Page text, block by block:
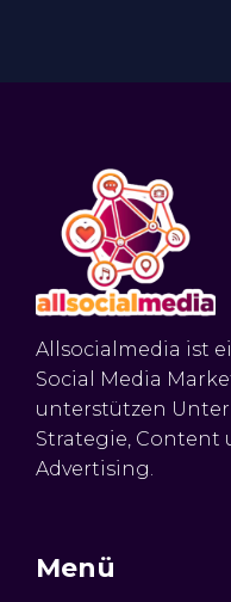
Allsocialmedia ist
Social Media
unterstützen
Strategie, Content
Advertising.
Menü